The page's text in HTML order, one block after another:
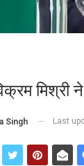
मिश्री ने
Singh Last